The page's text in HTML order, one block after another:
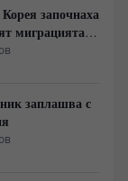
започнаха
миграцията
заплашва с